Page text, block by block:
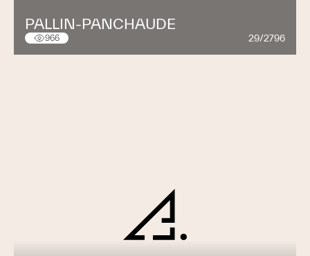
PALLIN-PANCHAUDE
966 29/2796